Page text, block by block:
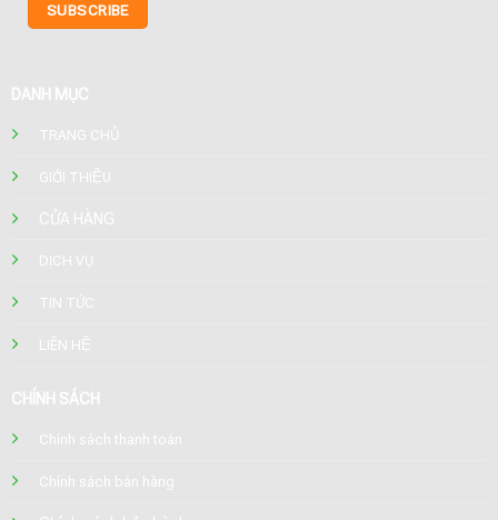
DANH MỤC
TRANG CHỦ
GIỚI THIỆU
CỬA HÀNG
DỊCH VỤ
TIN TỨC
LIÊN HỆ
CHÍNH SÁCH
Chính sách thanh toán
Chính sách bán hàng